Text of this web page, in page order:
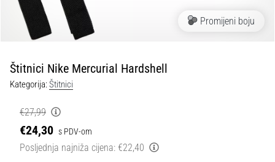
tisak
obradu
sportske
1. 7. 2025
1 min. čitanja
Play
for
Promijeni boju
Štitnici Nike Mercurial Hardshell
Kategorija:Štitnici
€27,99
€24,30 s PDV-om
Posljednja najniža cijena: €22,40